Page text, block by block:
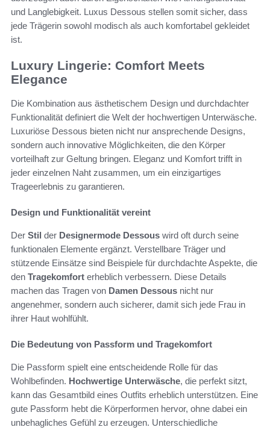
und Langlebigkeit. Luxus Dessous stellen somit sicher, dass
jede Trägerin sowohl modisch als auch komfortabel gekleidet
ist.
Luxury Lingerie: Comfort Meets
Elegance
Die Kombination aus ästhetischem Design und durchdachter
Funktionalität definiert die Welt der hochwertigen Unterwäsche.
Luxuriöse Dessous bieten nicht nur ansprechende Designs,
sondern auch innovative Möglichkeiten, die den Körper
vorteilhaft zur Geltung bringen. Eleganz und Komfort trifft in
jeder einzelnen Naht zusammen, um ein einzigartiges
Trageerlebnis zu garantieren.
Design und Funktionalität vereint
Der Stil der Designermode Dessous wird oft durch seine
funktionalen Elemente ergänzt. Verstellbare Träger und
stützende Einsätze sind Beispiele für durchdachte Aspekte, die
den Tragekomfort erheblich verbessern. Diese Details
machen das Tragen von Damen Dessous nicht nur
angenehmer, sondern auch sicherer, damit sich jede Frau in
ihrer Haut wohlfühlt.
Die Bedeutung von Passform und Tragekomfort
Die Passform spielt eine entscheidende Rolle für das
Wohlbefinden. Hochwertige Unterwäsche, die perfekt sitzt,
kann das Gesamtbild eines Outfits erheblich unterstützen. Eine
gute Passform hebt die Körperformen hervor, ohne dabei ein
unbehagliches Gefühl zu erzeugen. Unterschiedliche